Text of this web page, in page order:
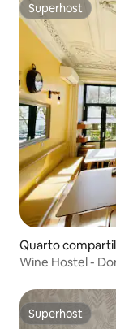
Superhost
Superhost
Quarto
Wine Hostel -
Superhost
Superhost